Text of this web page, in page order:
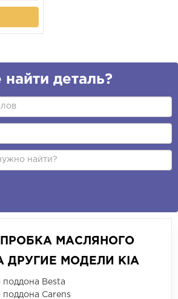
деталь?
МАСЛЯНОГО
ДРУГИЕ МОДЕЛИ KIA
поддона Besta
поддона Carens